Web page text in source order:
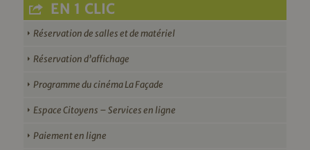
EN 1 CLIC
Réservation de salles et de matériel
Réservation d’affichage
Programme du cinéma La Façade
Espace Citoyens – Services en ligne
Paiement en ligne